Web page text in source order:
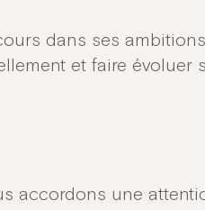
dans ses ambitions,
et faire évoluer
accordons une